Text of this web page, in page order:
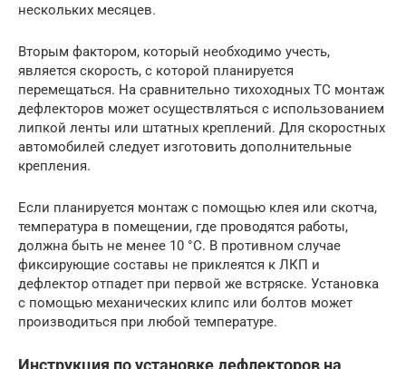
нескольких месяцев.
Вторым фактором, который необходимо учесть,
является скорость, с которой планируется
перемещаться. На сравнительно тихоходных ТС монтаж
дефлекторов может осуществляться с использованием
липкой ленты или штатных креплений. Для скоростных
автомобилей следует изготовить дополнительные
крепления.
Если планируется монтаж с помощью клея или скотча,
температура в помещении, где проводятся работы,
должна быть не менее 10 °C. В противном случае
фиксирующие составы не приклеятся к ЛКП и
дефлектор отпадет при первой же встряске. Установка
с помощью механических клипс или болтов может
производиться при любой температуре.
Инструкция по установке дефлекторов на